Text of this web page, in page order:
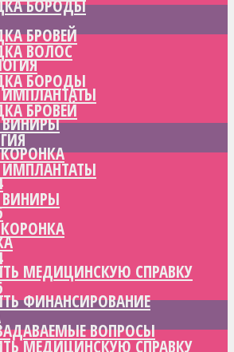
БОРОДЫ
БРОВЕЙ
ИМПЛАНТАТЫ
ВИНИРЫ
МЕДИЦИНСКУЮ СПРАВКУ
ФИНАНСИРОВАНИЕ
ВОПРОСЫ
ВОЛОС
БОРОДЫ
БРОВЕЙ
ИМПЛАНТАТЫ
ВИНИРЫ
МЕДИЦИНСКУЮ СПРАВКУ